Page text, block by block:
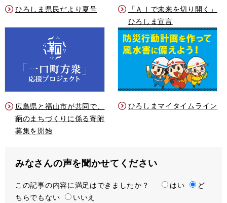
ひろしま県民だより夏号
「ＡＩで未来を切り開く」
ひろしま宣言
広島県と福山市が共同で、
鞆のまちづくりに係る寄附
募集を開始
ひろしまマイタイムライン
みなさんの声を聞かせてください
満
足
この記事の内容に満足はできましたか？ はい
ど
ちらでもない
いいえ